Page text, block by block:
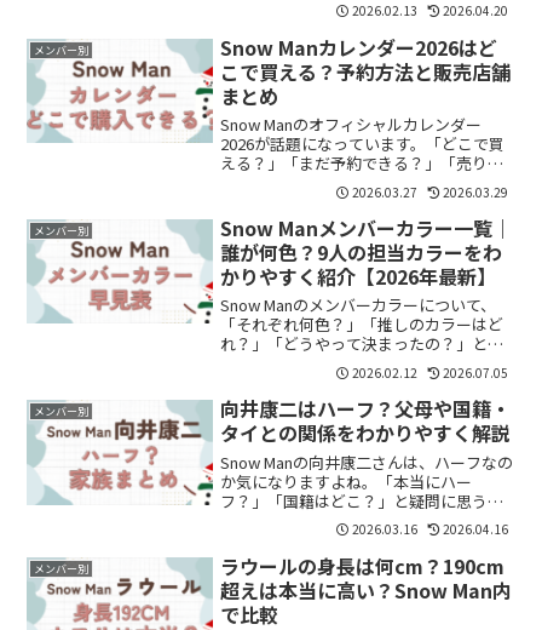
2026.02.13 2026.04.20
メンバー別
Snow Manカレンダー2026はど
こで買える？予約方法と販売店舗
まとめ
Snow Manのオフィシャルカレンダー
2026が話題になっています。「どこで買
える？」「まだ予約できる？」「売り切
れある？」と気になっている方も多いの
ではないでしょうか。この記事では、
Snow Manカレンダー2026の購入方法や
販売店舗...
2026.03.27 2026.03.29
メンバー別
Snow Manメンバーカラー一覧｜
誰が何色？9人の担当カラーをわ
かりやすく紹介【2026年最新】
Snow Manのメンバーカラーについて、
「それぞれ何色？」「推しのカラーはど
れ？」「どうやって決まったの？」と気
になっている方も多いのではないでしょ
うか。結論からいうと、Snow Manには9
人それぞれ担当カラーがあり、ライブや
グッズ、公...
2026.02.12 2026.07.05
メンバー別
向井康二はハーフ？父母や国籍・
タイとの関係をわかりやすく解説
Snow Manの向井康二さんは、ハーフなの
か気になりますよね。「本当にハー
フ？」「国籍はどこ？」と疑問に思う方
も多いと思います。結論からいうと、向
井康二さんは日本人の父とタイ人の母を
持つハーフです。この記事では、国籍や
家族構成、タイとの関...
2026.03.16 2026.04.16
メンバー別
ラウールの身長は何cm？190cm
超えは本当に高い？Snow Man内
で比較